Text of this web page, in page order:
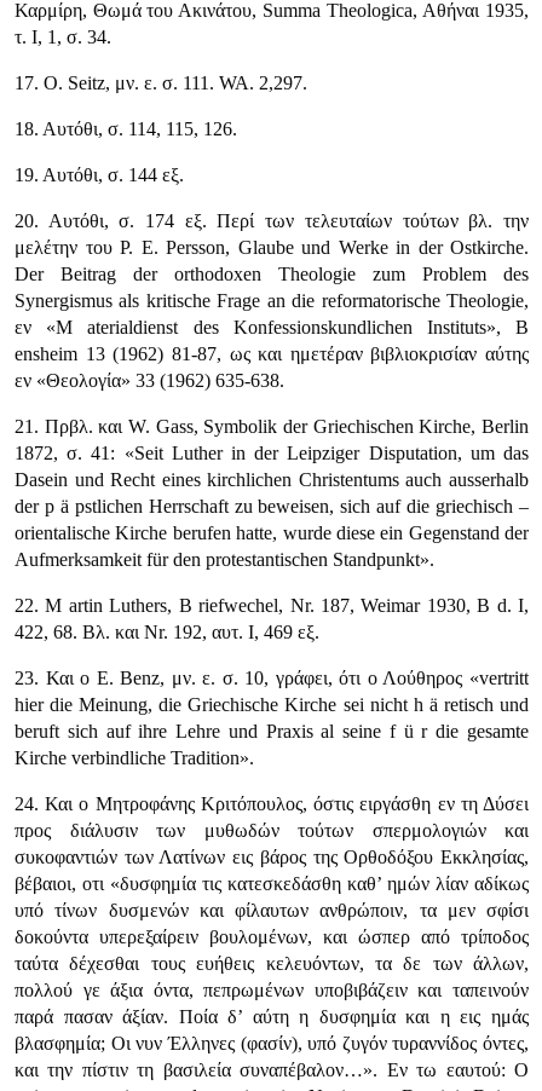
Καρμίρη, Θωμά του Ακινάτου, Summa Theologica, Αθήναι 1935,
τ. Ι, 1, σ. 34.
17. Ο. Seitz, μν. ε. σ. 111. WA. 2,297.
18. Αυτόθι, σ. 114, 115, 126.
19. Αυτόθι, σ. 144 εξ.
20. Αυτόθι, σ. 174 εξ. Περί των τελευταίων τούτων βλ. την
μελέτην του Ρ. Ε. Persson, Glaube und Werke in der Ostkirche.
Der Beitrag der orthodoxen Theologie zum Problem des
Synergismus als kritische Frage an die reformatorische Theologie,
εν «Μ aterialdienst des Konfessionskundlichen Instituts», Β
ensheim 13 (1962) 81-87, ως και ημετέραν βιβλιοκρισίαν αύτης
εν «Θεολογία» 33 (1962) 635-638.
21. Πρβλ. και W. Gass, Symbolik der Griechischen Kirche, Berlin
1872, σ. 41: «Seit Luther in der Leipziger Disputation, um das
Dasein und Recht eines kirchlichen Christentums auch ausserhalb
der p ä pstlichen Herrschaft zu beweisen, sich auf die griechisch –
orientalische Kirche berufen hatte, wurde diese ein Gegenstand der
Aufmerksamkeit für den protestantischen Standpunkt».
22. Μ artin Luthers, Β riefwechel, Nr. 187, Weimar 1930, Β d. Ι,
422, 68. Βλ. και Nr. 192, αυτ. Ι, 469 εξ.
23. Και ο E. Benz, μν. ε. σ. 10, γράφει, ότι ο Λούθηρος «vertritt
hier die Meinung, die Griechische Kirche sei nicht h ä retisch und
beruft sich auf ihre Lehre und Praxis al seine f ü r die gesamte
Kirche verbindliche Tradition».
24. Και ο Μητροφάνης Κριτόπουλος, όστις ειργάσθη εν τη Δύσει
προς διάλυσιν των μυθωδών τούτων σπερμολογιών και
συκοφαντιών των Λατίνων εις βάρος της Ορθοδόξου Εκκλησίας,
βέβαιοι, οτι «δυσφημία τις κατεσκεδάσθη καθ’ ημών λίαν αδίκως
υπό τίνων δυσμενών και φίλαυτων ανθρώποιν, τα μεν σφίσι
δοκούντα υπερεξαίρειν βουλομένων, και ώσπερ από τρίποδος
ταύτα δέχεσθαι τους ευήθεις κελευόντων, τα δε των άλλων,
πολλού γε άξια όντα, πεπρωμένων υποβιβάζειν και ταπεινούν
παρά πασαν άξίαν. Ποία δ’ αύτη η δυσφημία και η εις ημάς
βλασφημία; Οι νυν Έλληνες (φασίν), υπό ζυγόν τυραννίδος όντες,
και την πίστιν τη βασιλεία συναπέβαλον…». Εν τω εαυτού: Ο